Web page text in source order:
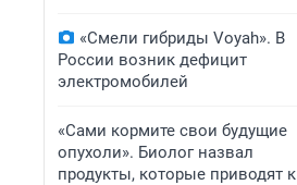
«Смели гибриды Voyah». В
России возник дефицит
электромобилей
«Сами кормите свои будущие
опухоли». Биолог назвал
продукты, которые приводят к